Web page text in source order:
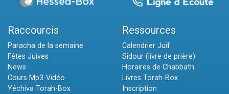
Raccourcis
Paracha de la semaine
Fêtes Juives
News
Cours Mp3-Vidéo
Yéchiva Torah-Box
Ressources
Calendrier Juif
Sidour (livre de prière)
Horaires de Chabbath
Livres Torah-Box
Inscription